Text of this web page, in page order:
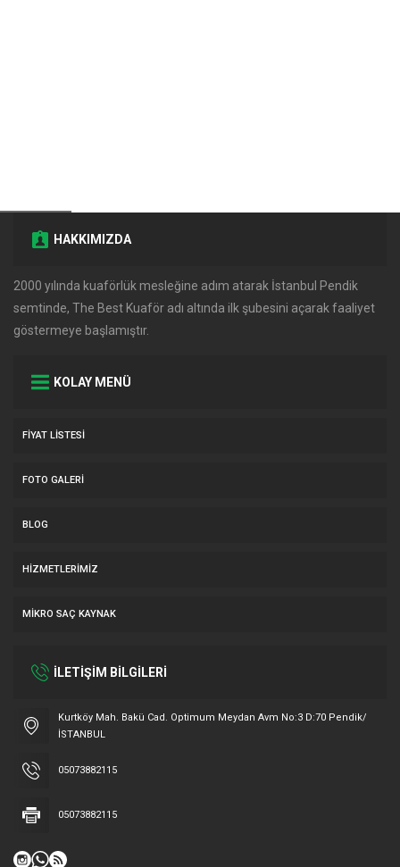
HAKKIMIZDA
2000 yılında kuaförlük mesleğine adım atarak İstanbul Pendik
semtinde, The Best Kuaför adı altında ilk şubesini açarak faaliyet
göstermeye başlamıştır.
KOLAY MENÜ
FIYAT LISTESI
FOTO GALERI
BLOG
HIZMETLERIMIZ
MIKRO SAÇ KAYNAK
İLETİŞİM BİLGİLERİ
Kurtköy Mah. Bakü Cad. Optimum Meydan Avm No:3 D:70 Pendik/
İSTANBUL
05073882115
05073882115